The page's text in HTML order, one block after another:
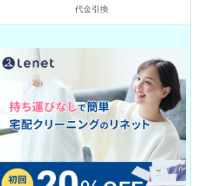
代金引換